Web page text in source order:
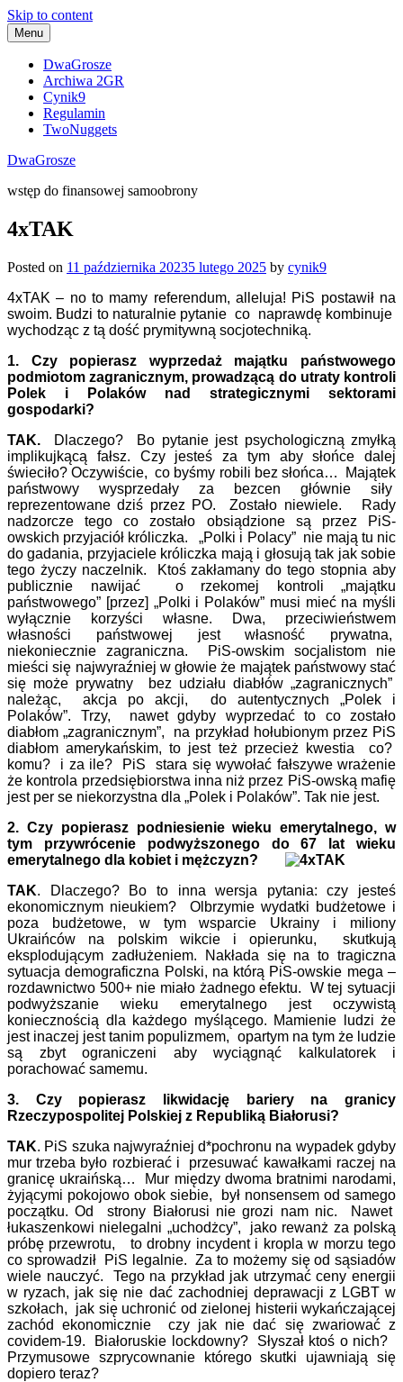
Skip to content
Menu
DwaGrosze
Archiwa 2GR
Cynik9
Regulamin
TwoNuggets
DwaGrosze
wstęp do finansowej samoobrony
4xTAK
Posted on 11 października 20235 lutego 2025 by cynik9
4xTAK – no to mamy referendum, alleluja! PiS postawił na
swoim. Budzi to naturalnie pytanie co naprawdę kombinuje
wychodząc z tą dość prymitywną socjotechniką.
1. Czy popierasz wyprzedaż majątku państwowego
podmiotom zagranicznym, prowadzącą do utraty kontroli
Polek i Polaków nad strategicznymi sektorami
gospodarki?
TAK. Dlaczego? Bo pytanie jest psychologiczną zmyłką
implikujkącą fałsz. Czy jesteś za tym aby słońce dalej
świeciło? Oczywiście, co byśmy robili bez słońca… Majątek
państwowy wysprzedały za bezcen głównie siły
reprezentowane dziś przez PO. Zostało niewiele. Rady
nadzorcze tego co zostało obsiądzione są przez PiS-
owskich przyjaciół króliczka. „Polki i Polacy” nie mają tu nic
do gadania, przyjaciele króliczka mają i głosują tak jak sobie
tego życzy naczelnik. Ktoś zakłamany do tego stopnia aby
publicznie nawijać o rzekomej kontroli „majątku
państwowego” [przez] „Polki i Polaków” musi mieć na myśli
wyłącznie korzyści własne. Dwa, przeciwieństwem
własności państwowej jest własność prywatna,
niekoniecznie zagraniczna. PiS-owskim socjalistom nie
mieści się najwyraźniej w głowie że majątek państwowy stać
się może prywatny bez udziału diabłów „zagranicznych”
należąc, akcja po akcji, do autentycznych „Polek i
Polaków”. Trzy, nawet gdyby wyprzedać to co zostało
diabłom „zagranicznym”, na przykład hołubionym przez PiS
diabłom amerykańskim, to jest też przecież kwestia co?
komu? i za ile? PiS stara się wywołać fałszywe wrażenie
że kontrola przedsiębiorstwa inna niż przez PiS-owską mafię
jest per se niekorzystna dla „Polek i Polaków”. Tak nie jest.
2. Czy popierasz podniesienie wieku emerytalnego, w
tym przywrócenie podwyższonego do 67 lat wieku
emerytalnego dla kobiet i mężczyzn?
TAK. Dlaczego? Bo to inna wersja pytania: czy jesteś
ekonomicznym nieukiem? Olbrzymie wydatki budżetowe i
poza budżetowe, w tym wsparcie Ukrainy i miliony
Ukraińców na polskim wikcie i opierunku, skutkują
eksplodującym zadłużeniem. Nakłada się na to tragiczna
sytuacja demograficzna Polski, na którą PiS-owskie mega –
rozdawnictwo 500+ nie miało żadnego efektu. W tej sytuacji
podwyższanie wieku emerytalnego jest oczywistą
koniecznością dla każdego myślącego. Mamienie ludzi że
jest inaczej jest tanim populizmem, opartym na tym że ludzie
są zbyt ograniczeni aby wyciągnąć kalkulatorek i
porachować samemu.
3. Czy popierasz likwidację bariery na granicy
Rzeczypospolitej Polskiej z Republiką Białorusi?
TAK. PiS szuka najwyraźniej d*pochronu na wypadek gdyby
mur trzeba było rozbierać i przesuwać kawałkami raczej na
granicę ukraińską… Mur między dwoma bratnimi narodami,
żyjącymi pokojowo obok siebie, był nonsensem od samego
początku. Od strony Białorusi nie grozi nam nic. Nawet
łukaszenkowi nielegalni „uchodżcy”, jako rewanż za polską
próbę przewrotu, to drobny incydent i kropla w morzu tego
co sprowadził PiS legalnie. Za to możemy się od sąsiadów
wiele nauczyć. Tego na przykład jak utrzymać ceny energii
w ryzach, jak się nie dać zachodniej deprawacji z LGBT w
szkołach, jak się uchronić od zielonej histerii wykańczającej
zachód ekonomicznie czy jak nie dać się zwariować z
covidem-19. Białoruskie lockdowny? Słyszał ktoś o nich?
Przymusowe szprycownanie którego skutki ujawniają się
dopiero teraz?